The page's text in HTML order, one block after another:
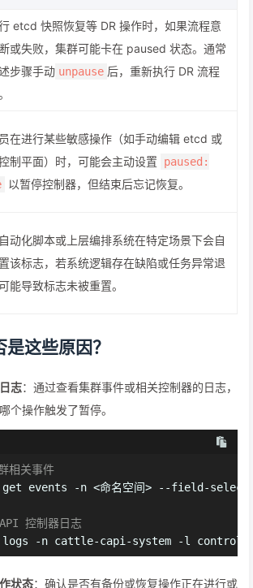
etcd 快照恢复等 DR 操作时，如果流程意
或失败，集群可能卡在 paused 状态。通常
步骤手动 unpause 后，重新执行 DR 流程
在进行某些敏感操作（如手动编辑 etcd 或
制平面）时，可能会主动设置
paused:
以暂停控制器，但结束后忘记恢复。
动化脚本或上层编排系统在特定场景下会自
该标志，若系统逻辑存在缺陷或任务异常退
能导致标志未被重置。
这些原因？
志：通过查看集群事件或相关控制器的日志，
个操作触发了暂停。
相关事件
events -n <命名空间> --field-selector
控制器日志
logs -n cattle-capi-system -l control-
状态：确认是否有备份或恢复操作正在进行或